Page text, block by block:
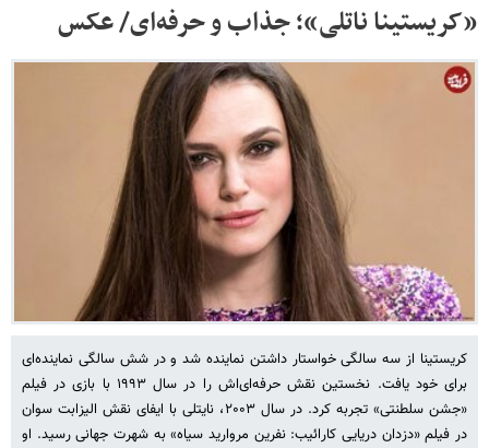
«کریستینا ناتلی»؛ جذاب و حرفه‌ای/ عکس
کریستینا از سه سالگی خواستار داشتن نماینده شد و در شش سالگی نماینده‌ای
برای خود یافت. نخستین نقش حرفه‌ای‌اش را در سال ۱۹۹۳ با بازی در فیلم
«جشن سلطنتی» تجربه کرد. در سال ۲۰۰۳، نایتلی با ایفای نقش الیزابت سوان
در فیلم «دزدان دریایی کارائیب: نفرین مروارید سیاه» به شهرت جهانی رسید. او